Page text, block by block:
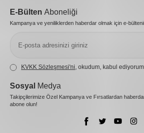
E-Bülten Aboneliği
Kampanya ve yeniliklerden haberdar olmak için e-
KVKK Sözleşmesi'ni, okudum, kabul
Sosyal Medya
Takipçilerimize Özel Kampanya ve Fırsatlardan
abone olun!